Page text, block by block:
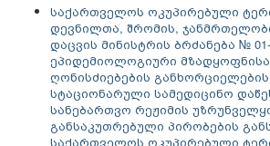
საქართველოს ოკუპირებული
დევნილთა, შრომის,
დაცვის მინისტრის ბრძანება №
ეპიდემიოლოგიური
ღონისძიებების
სტაციონარული სამედიცინო
სანებართვო რეჟიმის
განსაკუთრებული პირობების
საქართველოს ოკუპირებული